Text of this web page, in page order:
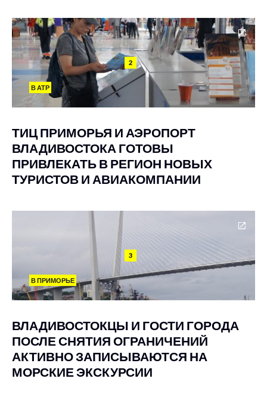
2
В АТР
ТИЦ ПРИМОРЬЯ И АЭРОПОРТ
ВЛАДИВОСТОКА ГОТОВЫ
ПРИВЛЕКАТЬ В РЕГИОН НОВЫХ
ТУРИСТОВ И АВИАКОМПАНИИ
3
В ПРИМОРЬЕ
ВЛАДИВОСТОКЦЫ И ГОСТИ ГОРОДА
ПОСЛЕ СНЯТИЯ ОГРАНИЧЕНИЙ
АКТИВНО ЗАПИСЫВАЮТСЯ НА
МОРСКИЕ ЭКСКУРСИИ